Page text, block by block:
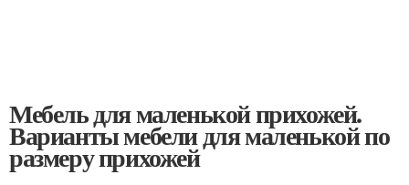
Мебель для маленькой прихожей.
Варианты мебели для маленькой по
размеру прихожей